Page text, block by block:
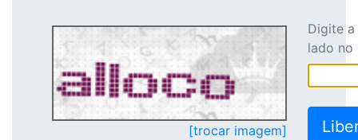
[trocar imagem]
Digite
lado no